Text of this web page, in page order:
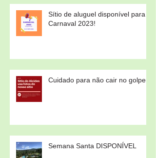
Sítio de aluguel disponível para
Carnaval 2023!
Cuidado para não cair no golpe!
Semana Santa DISPONÍVEL